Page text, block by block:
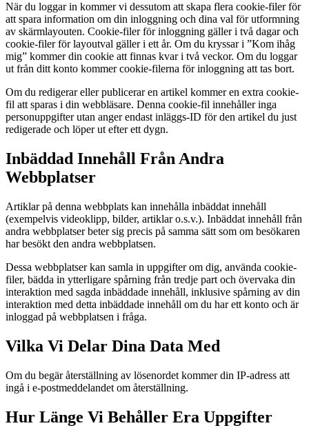
När du loggar in kommer vi dessutom att skapa flera cookie-filer för
att spara information om din inloggning och dina val för utformning
av skärmlayouten. Cookie-filer för inloggning gäller i två dagar och
cookie-filer för layoutval gäller i ett år. Om du kryssar i ”Kom ihåg
mig” kommer din cookie att finnas kvar i två veckor. Om du loggar
ut från ditt konto kommer cookie-filerna för inloggning att tas bort.
Om du redigerar eller publicerar en artikel kommer en extra cookie-
fil att sparas i din webbläsare. Denna cookie-fil innehåller inga
personuppgifter utan anger endast inläggs-ID för den artikel du just
redigerade och löper ut efter ett dygn.
Inbäddad Innehåll Från Andra
Webbplatser
Artiklar på denna webbplats kan innehålla inbäddat innehåll
(exempelvis videoklipp, bilder, artiklar o.s.v.). Inbäddat innehåll från
andra webbplatser beter sig precis på samma sätt som om besökaren
har besökt den andra webbplatsen.
Dessa webbplatser kan samla in uppgifter om dig, använda cookie-
filer, bädda in ytterligare spårning från tredje part och övervaka din
interaktion med sagda inbäddade innehåll, inklusive spårning av din
interaktion med detta inbäddade innehåll om du har ett konto och är
inloggad på webbplatsen i fråga.
Vilka Vi Delar Dina Data Med
Om du begär återställning av lösenordet kommer din IP-adress att
ingå i e-postmeddelandet om återställning.
Hur Länge Vi Behåller Era Uppgifter